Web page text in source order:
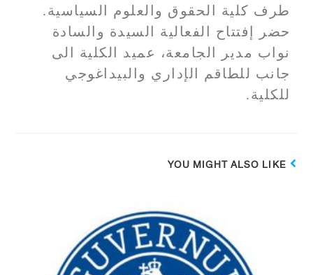
طرف كلية الحقوق والعلوم السياسية.
حضر إفتتاح الفعالية السيدة والسادة
نواب مدير الجامعة، عميد الكلية الى
جانب للطاقم الإداري والبيداغوجي
للكلية.
YOU MIGHT ALSO LIKE